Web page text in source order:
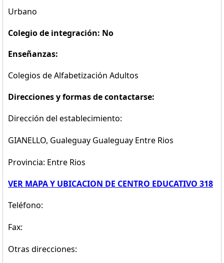
Urbano
Colegio de integración: No
Enseñanzas:
Colegios de Alfabetización Adultos
Direcciones y formas de contactarse:
Dirección del establecimiento:
GIANELLO, Gualeguay Gualeguay Entre Rios
Provincia: Entre Rios
VER MAPA Y UBICACION DE CENTRO EDUCATIVO 318
Teléfono:
Fax:
Otras direcciones: